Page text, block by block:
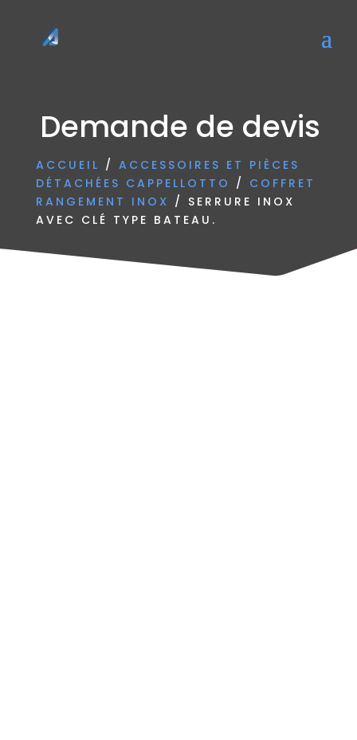
Demande de devis
ACCUEIL / ACCESSOIRES ET PIÈCES
DÉTACHÉES CAPPELLOTTO / COFFRET
RANGEMENT INOX / SERRURE INOX
AVEC CLÉ TYPE BATEAU.